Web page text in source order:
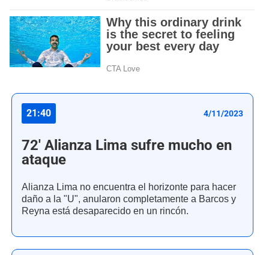
21:40 4/11/2023
72' Alianza Lima sufre mucho en
ataque
Alianza Lima no encuentra el horizonte para hacer
daño a la "U", anularon completamente a Barcos y
Reyna está desaparecido en un rincón.